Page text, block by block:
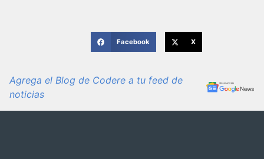
Facebook X
Agrega el Blog de Codere a tu feed de
noticias